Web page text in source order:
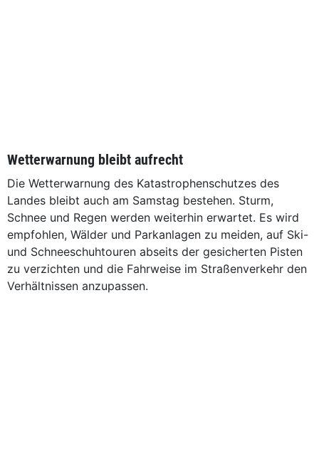
Wetterwarnung bleibt aufrecht
Die Wetterwarnung des Katastrophenschutzes des
Landes bleibt auch am Samstag bestehen. Sturm,
Schnee und Regen werden weiterhin erwartet. Es wird
empfohlen, Wälder und Parkanlagen zu meiden, auf Ski-
und Schneeschuhtouren abseits der gesicherten Pisten
zu verzichten und die Fahrweise im Straßenverkehr den
Verhältnissen anzupassen.